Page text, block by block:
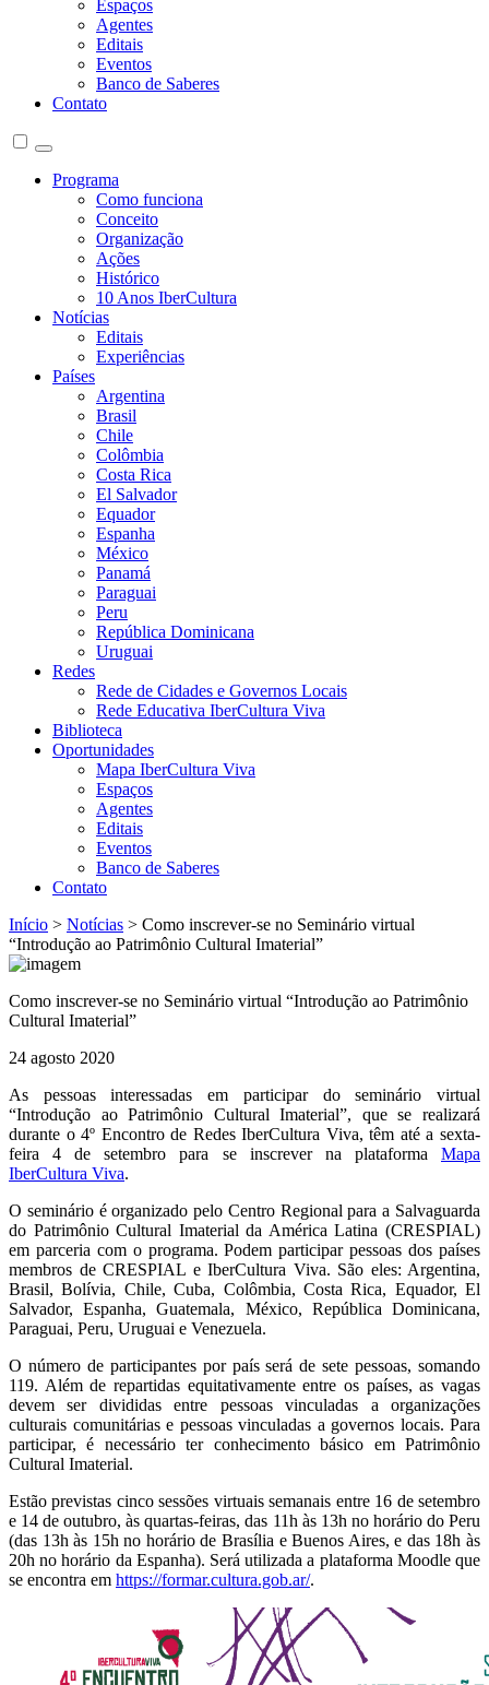
Espaços
Agentes
Editais
Eventos
Banco de Saberes
Contato
Programa
Como funciona
Conceito
Organização
Ações
Histórico
10 Anos IberCultura
Notícias
Editais
Experiências
Países
Argentina
Brasil
Chile
Colômbia
Costa Rica
El Salvador
Equador
Espanha
México
Panamá
Paraguai
Peru
República Dominicana
Uruguai
Redes
Rede de Cidades e Governos Locais
Rede Educativa IberCultura Viva
Biblioteca
Oportunidades
Mapa IberCultura Viva
Espaços
Agentes
Editais
Eventos
Banco de Saberes
Contato
Início > Notícias > Como inscrever-se no Seminário virtual
“Introdução ao Patrimônio Cultural Imaterial”
Como inscrever-se no Seminário virtual “Introdução ao Patrimônio
Cultural Imaterial”
24 agosto 2020
As pessoas interessadas em participar do seminário virtual
“Introdução ao Patrimônio Cultural Imaterial”, que se realizará
durante o 4º Encontro de Redes IberCultura Viva, têm até a sexta-
feira 4 de setembro para se inscrever na plataforma Mapa
IberCultura Viva.
O seminário é organizado pelo Centro Regional para a Salvaguarda
do Patrimônio Cultural Imaterial da América Latina (CRESPIAL)
em parceria com o programa. Podem participar pessoas dos países
membros de CRESPIAL e IberCultura Viva. São eles: Argentina,
Brasil, Bolívia, Chile, Cuba, Colômbia, Costa Rica, Equador, El
Salvador, Espanha, Guatemala, México, República Dominicana,
Paraguai, Peru, Uruguai e Venezuela.
O número de participantes por país será de sete pessoas, somando
119. Além de repartidas equitativamente entre os países, as vagas
devem ser divididas entre pessoas vinculadas a organizações
culturais comunitárias e pessoas vinculadas a governos locais. Para
participar, é necessário ter conhecimento básico em Patrimônio
Cultural Imaterial.
Estão previstas cinco sessões virtuais semanais entre 16 de setembro
e 14 de outubro, às quartas-feiras, das 11h às 13h no horário do Peru
(das 13h às 15h no horário de Brasília e Buenos Aires, e das 18h às
20h no horário da Espanha). Será utilizada a plataforma Moodle que
se encontra em https://formar.cultura.gob.ar/.